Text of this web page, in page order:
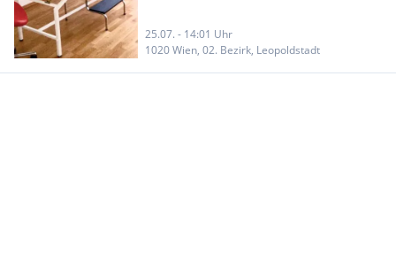
25.07. - 14:01 Uhr
1020 Wien, 02. Bezirk, Leopoldstadt